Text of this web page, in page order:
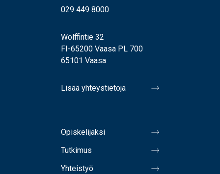
029 449 8000
Wolffintie 32
FI-65200 Vaasa PL 700
65101 Vaasa
Lisää yhteystietoja
Opiskelijaksi
Tutkimus
Yhteistyö